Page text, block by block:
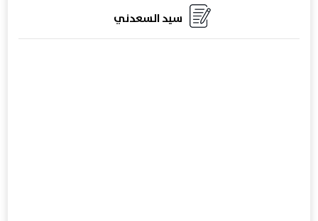
سيد السعدني